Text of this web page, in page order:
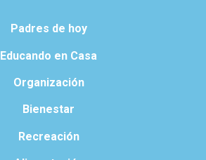
Padres de hoy
Educando en Casa
Organización
Bienestar
Recreación